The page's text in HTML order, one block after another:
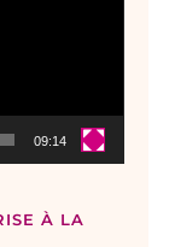
09:14
À LA